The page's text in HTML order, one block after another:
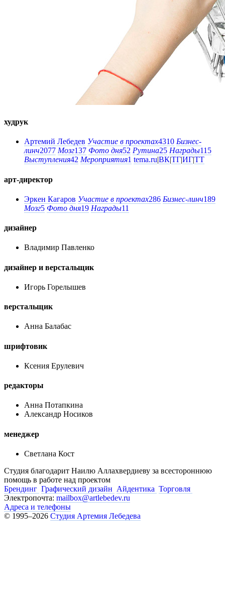
худрук
Артемий Лебедев Участие в проектах4310 Бизнес-
линч2077 Мозг137 Фото дня52 Рутина25 Награды115
Выступления42 Мероприятия1 tema.ru|ВК|ТГ|ИГ|ТТ
арт-директор
Эркен Кагаров Участие в проектах286 Бизнес-линч189
Мозг5 Фото дня19 Награды11
дизайнер
Владимир Павленко
дизайнер и верстальщик
Игорь Горелышев
верстальщик
Анна Балабас
шрифтовик
Ксения Ерулевич
редакторы
Анна Потапкина
Александр Носиков
менеджер
Светлана Кост
Студия благодарит Наилю Аллахвердиеву за всестороннюю
помощь в работе над проектом
Брендинг Графический дизайн Айдентика Торговля
Электропочта: mailbox@artlebedev.ru
Адреса и телефоны
© 1995–2026 Студия Артемия Лебедева